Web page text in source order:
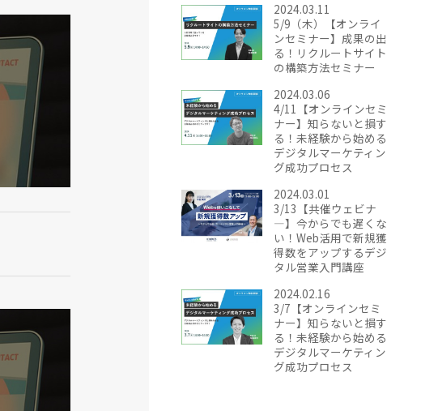
2024.03.11
5/9（木）【オンライ
ンセミナー】成果の出
る！リクルートサイト
の構築方法セミナー
2024.03.06
4/11【オンラインセミ
ナー】知らないと損す
る！未経験から始める
デジタルマーケティン
グ成功プロセス
2024.03.01
3/13【共催ウェビナ
―】今からでも遅くな
い！Web活用で新規獲
得数をアップするデジ
タル営業入門講座
2024.02.16
3/7【オンラインセミ
ナー】知らないと損す
る！未経験から始める
デジタルマーケティン
グ成功プロセス